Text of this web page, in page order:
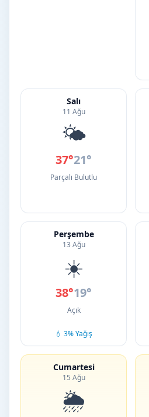
Salı
11 Ağu
🌤️
37°21°
Parçalı Bulutlu
Perşembe
13 Ağu
☀️
38°19°
Açık
💧 3% Yağış
Cumartesi
15 Ağu
🌦️